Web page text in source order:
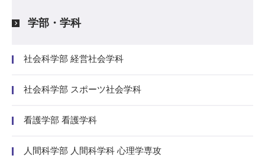
学部・学科
社会科学部 経営社会学科
社会科学部 スポーツ社会学科
看護学部 看護学科
人間科学部 人間科学科 心理学専攻